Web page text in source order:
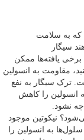
که به سلامت
سیگار
یافته‌ها ممکن
مقاومت به انسولین
ترک سیگار به نفع
را کاهش
نشود.
نیکوتین موجود
به انسولین را